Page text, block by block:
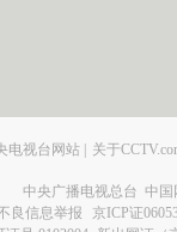
电视台网站 | 关于
中央广播电视总台 中
良信息举报
京ICP证